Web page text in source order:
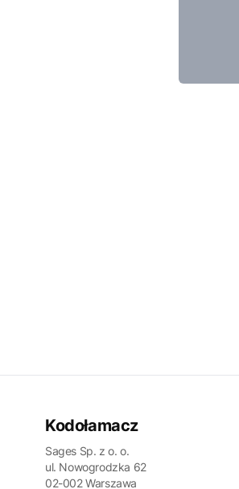
Kodołamacz
Sages Sp. z o. o.
ul. Nowogrodzka 62
02-002 Warszawa